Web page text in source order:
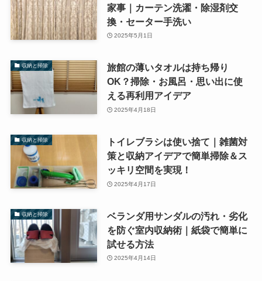
家事｜カーテン洗濯・除湿剤交
換・セーター手洗い
2025年5月1日
収納と掃除
旅館の薄いタオルは持ち帰り
OK？掃除・お風呂・思い出に使
える再利用アイデア
2025年4月18日
収納と掃除
トイレブラシは使い捨て｜雑菌対
策と収納アイデアで簡単掃除＆ス
ッキリ空間を実現！
2025年4月17日
収納と掃除
ベランダ用サンダルの汚れ・劣化
を防ぐ室内収納術｜紙袋で簡単に
試せる方法
2025年4月14日